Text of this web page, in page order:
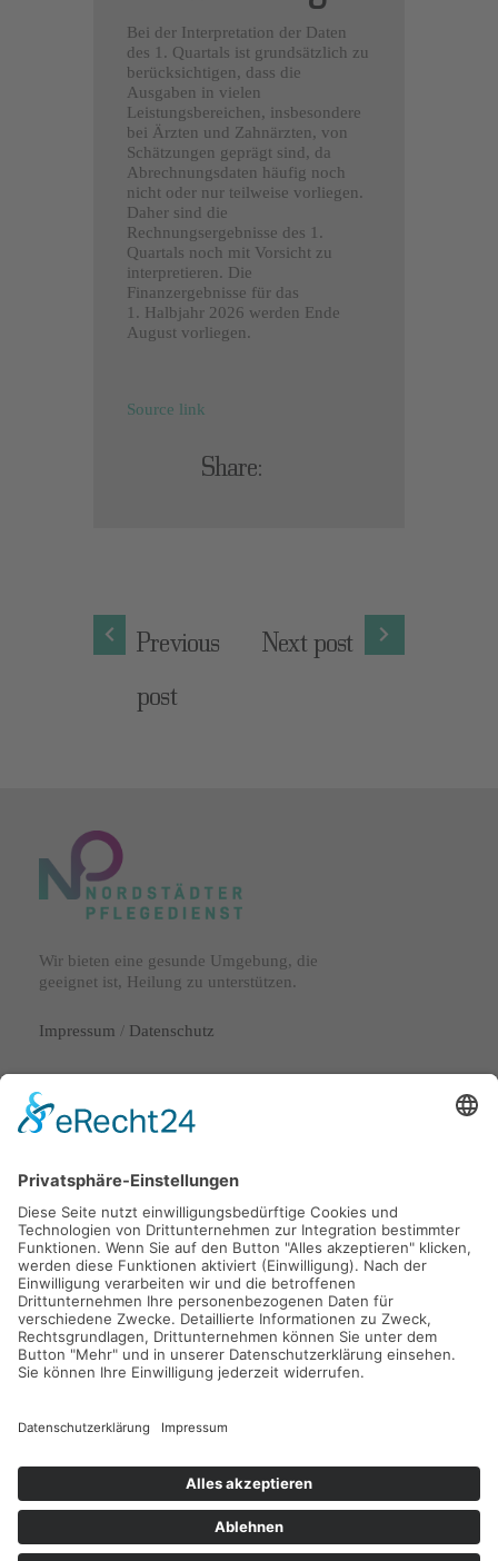
Bei der Interpretation der Daten
des 1. Quartals ist grundsätzlich zu
berücksichtigen, dass die
Ausgaben in vielen
Leistungsbereichen, insbesondere
bei Ärzten und Zahnärzten, von
Schätzungen geprägt sind, da
Abrechnungsdaten häufig noch
nicht oder nur teilweise vorliegen.
Daher sind die
Rechnungsergebnisse des 1.
Quartals noch mit Vorsicht zu
interpretieren. Die
Finanzergebnisse für das
1. Halbjahr 2026 werden Ende
August vorliegen.
Source link
Share:
Previous
post
Next post
Wir bieten eine gesunde Umgebung, die
geeignet ist, Heilung zu unterstützen.
Impressum / Datenschutz
Lange Laube 29
30159 Hannover
info@nordstaedter-pflegedienst.de
0511 53072720